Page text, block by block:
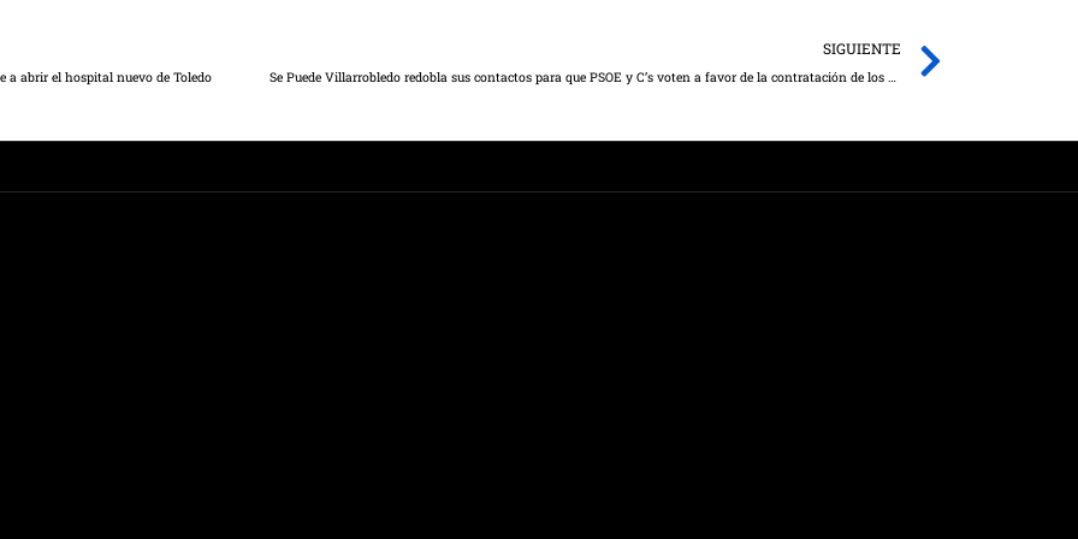
a abrir el hospital nuevo de Toledo
SIGUIENTE
Se Puede Villarrobledo redobla sus contactos para que PSOE y C’s voten a favor de la contratación de los Fijos Discontinuos.